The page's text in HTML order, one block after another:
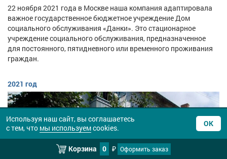
22 ноября 2021 года в Москве наша компания адаптировала
важное государственное бюджетное учреждение Дом
социального обслуживания «Данки». Это стационарное
учреждение социального обслуживания, предназначенное
для постоянного, пятидневного или временного проживания
граждан.
2021 год
Корзина 0 ₽ Оформить заказ
Используя наш сайт, вы соглашаетесь
с тем, что мы используемcookies. ОК